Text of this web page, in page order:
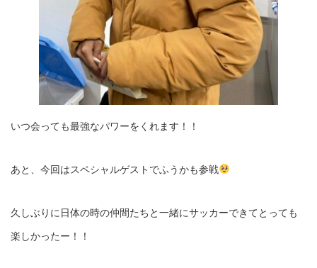
いつ会っても最強なパワーをくれます！！
あと、今回はスペシャルゲストでふうかも参戦
久しぶりに日体の時の仲間たちと一緒にサッカーできてとっても
楽しかったー！！